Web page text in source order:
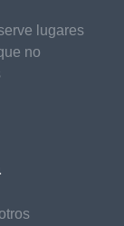
lugares
no